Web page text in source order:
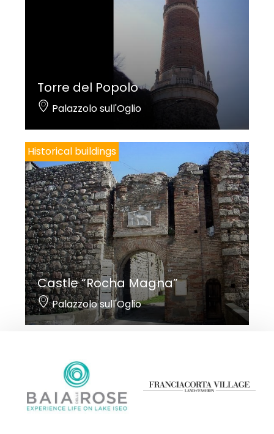
Torre del Popolo
Palazzolo sull'Oglio
Historical buildings
Castle “Rocha Magna”
Palazzolo sull'Oglio